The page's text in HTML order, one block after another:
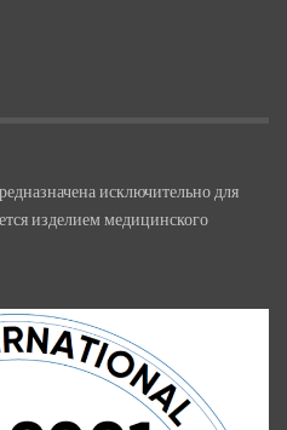
исключительно для
изделием медицинского